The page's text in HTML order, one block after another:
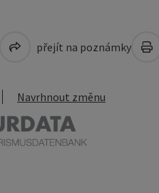
přejít na poznámky
Navrhnout změnu